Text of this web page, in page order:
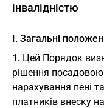
інвалідністю
I. Загальні
1. Цей Порядок
рішення
нарахування пені
платників внеску